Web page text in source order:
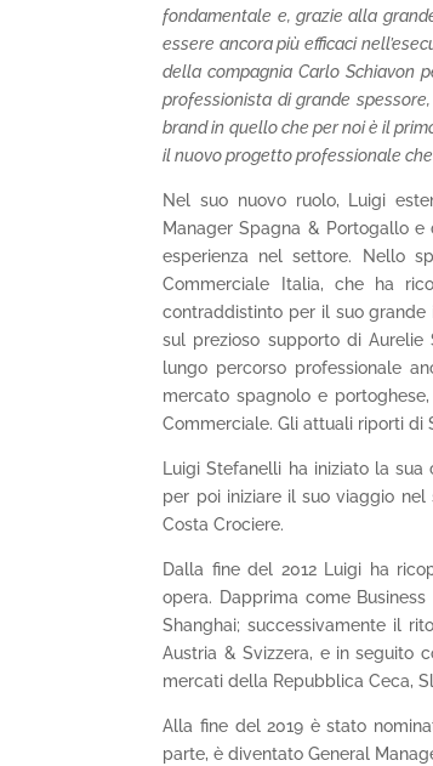
fondamentale e, grazie alla
essere ancora più efficaci
della compagnia Carlo Schiavon
professionista di grande
brand in quello che per noi è il
il nuovo progetto professionale
Nel suo nuovo ruolo, Luigi
Manager Spagna & Portogallo
esperienza nel settore. Nello
Commerciale Italia, che ha
contraddistinto per il suo
sul prezioso supporto di Aurelie
lungo percorso professionale
mercato spagnolo e
Commerciale. Gli attuali riporti di
Luigi Stefanelli ha iniziato la sua
per poi iniziare il suo viaggio
Costa Crociere.
Dalla fine del 2012 Luigi ha
opera. Dapprima come
Shanghai; successivamente il
Austria & Svizzera, e in seguito
mercati della Repubblica Ceca,
Alla fine del 2019 è stato
parte, è diventato General